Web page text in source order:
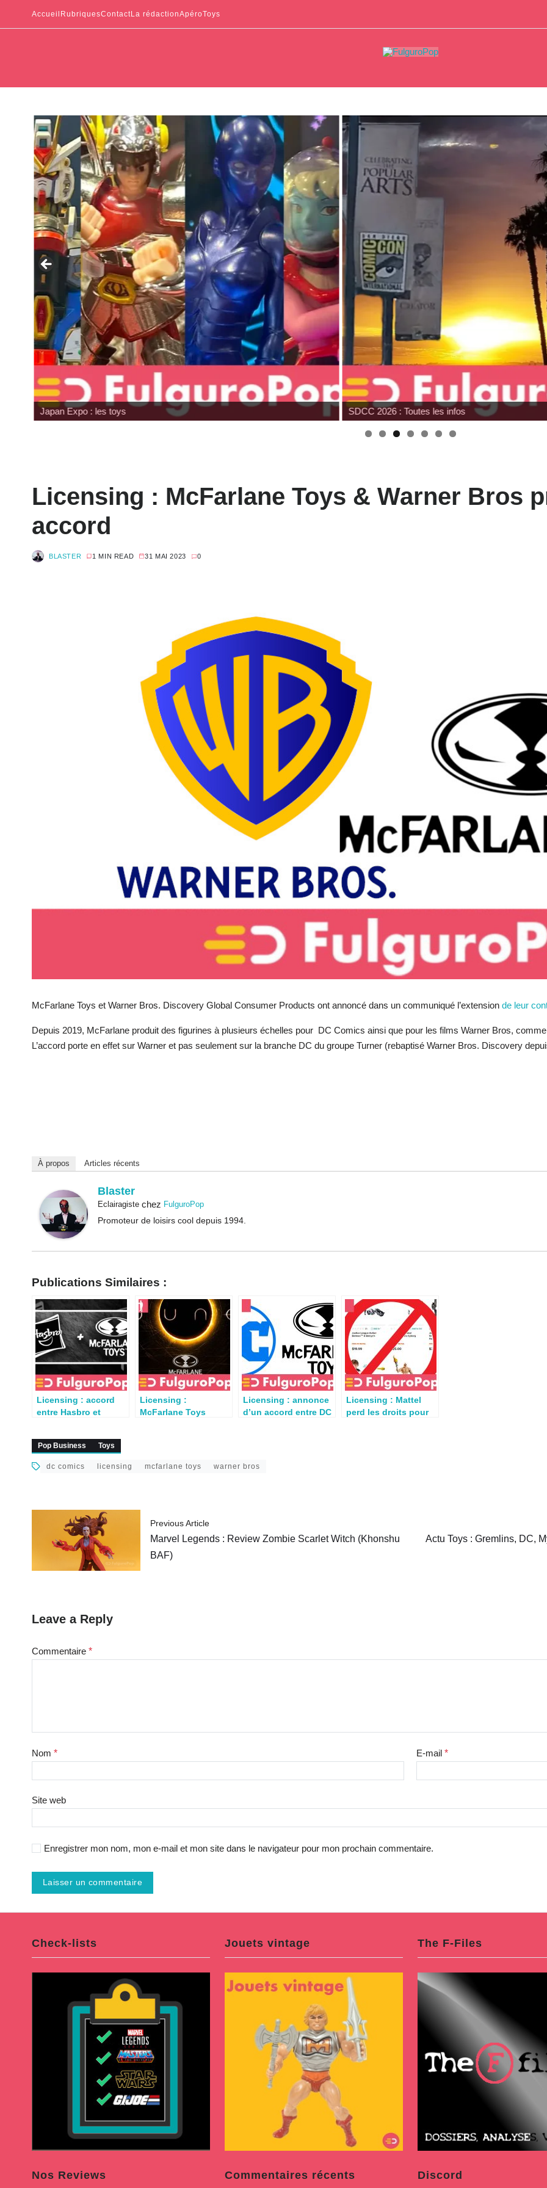
Accueil RubriquesContactLa rédactionApéroToys
Japan Expo : les toys SDCC 2026 : Toutes les infos
Licensing : McFarlane Toys & Warner Bros
accord
BLASTER 1 MIN READ 31 MAI 2023 0
McFarlane Toys et Warner Bros. Discovery Global Consumer Products ont annoncé dans un communiqué l’extension de leur
Depuis 2019, McFarlane produit des figurines à plusieurs échelles pour DC Comics ainsi que pour les films Warner Bros,
L’accord porte en effet sur Warner et pas seulement sur la branche DC du groupe Turner (rebaptisé Warner Bros. Discovery
À propos Articles récents
Blaster
Eclairagiste chez FulguroPop
Promoteur de loisirs cool depuis 1994.
Publications Similaires :
Licensing : accord
entre Hasbro et
Licensing :
McFarlane Toys
Licensing : annonce
d’un accord entre DC
Licensing : Mattel
perd les droits pour
Pop Business Toys
dc comics licensing mcfarlane toys warner bros
Previous Article
Marvel Legends : Review Zombie Scarlet Witch (Khonshu
BAF)
Actu Toys : Gremlins, DC,
Leave a Reply
Commentaire *
Nom * E-mail *
Site web
Enregistrer mon nom, mon e-mail et mon site dans le navigateur pour mon prochain commentaire.
Check-lists
Nos Reviews
Jouets vintage
Commentaires récents
The F-Files
Discord